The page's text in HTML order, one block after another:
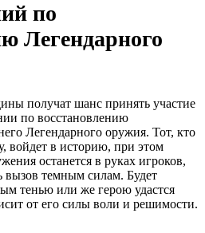
по
Легендарного
получат шанс принять участие
по восстановлению
Легендарного оружия. Тот, кто
войдет в историю, при этом
останется в руках игроков,
вызов темным силам. Будет
тенью или же герою удастся
от его силы воли и решимости.